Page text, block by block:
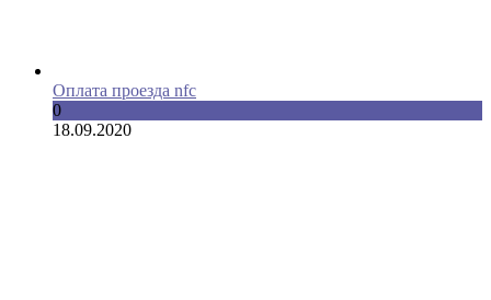
Оплата проезда nfc
0
18.09.2020